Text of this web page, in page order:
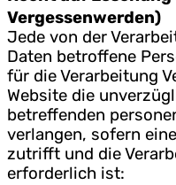
Vergessenwerden)
Jede von der
Daten betroffene
für die Verarbeitung
Website die
betreffenden
verlangen, sofern
zutrifft und die
erforderlich ist: